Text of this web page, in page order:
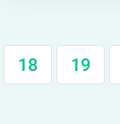
18 19